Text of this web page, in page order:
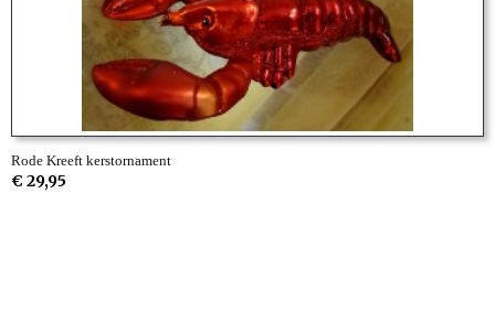
Rode Kreeft kerstornament
€ 29,95